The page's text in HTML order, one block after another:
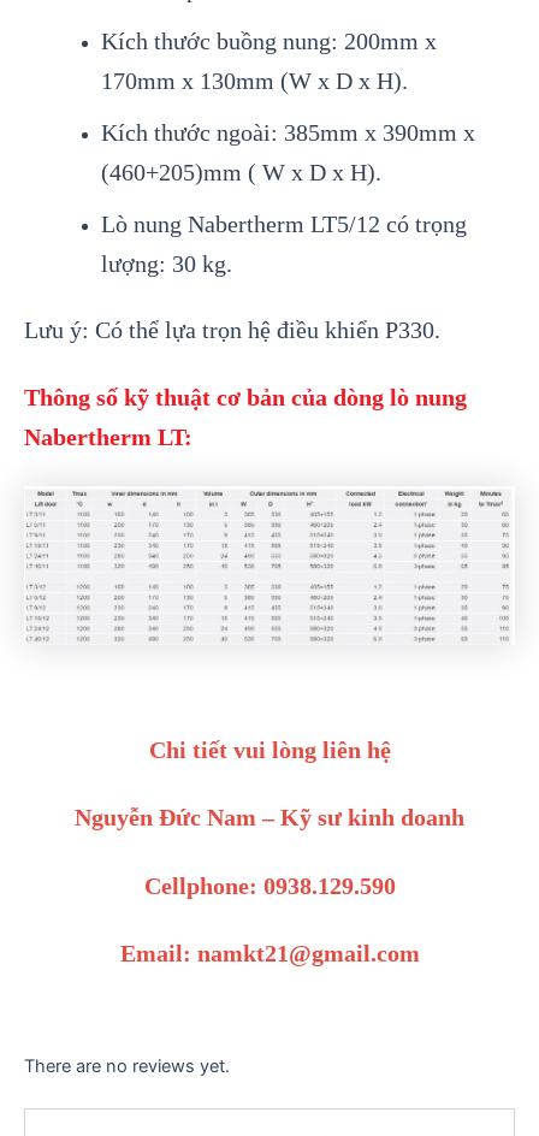
Kích thước buồng nung: 200mm x
170mm x 130mm (W x D x H).
Kích thước ngoài: 385mm x 390mm x
(460+205)mm ( W x D x H).
Lò nung Nabertherm LT5/12 có trọng
lượng: 30 kg.
Lưu ý: Có thể lựa trọn hệ điều khiển P330.
Thông số kỹ thuật cơ bản của dòng lò nung
Nabertherm LT:
Chi tiết vui lòng liên hệ
Nguyễn Đức Nam – Kỹ sư kinh doanh
Cellphone: 0938.129.590
Email: namkt21@gmail.com
There are no reviews yet.